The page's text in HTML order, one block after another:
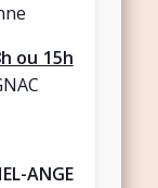
ou 15h
ANGE